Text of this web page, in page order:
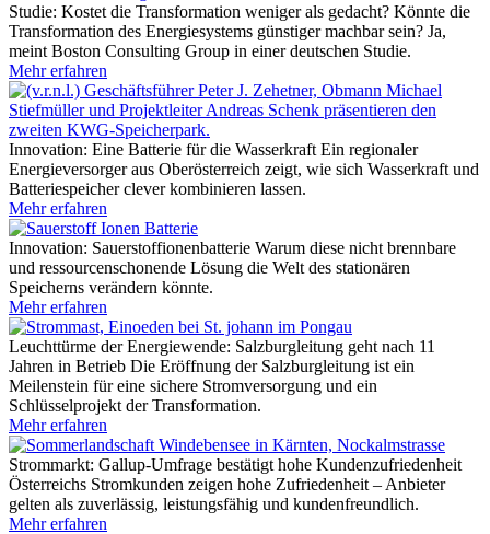
Studie: Kostet die Transformation weniger als gedacht? Könnte die
Transformation des Energiesystems günstiger machbar sein? Ja,
meint Boston Consulting Group in einer deutschen Studie.
Mehr erfahren
Innovation: Eine Batterie für die Wasserkraft Ein regionaler
Energieversorger aus Oberösterreich zeigt, wie sich Wasserkraft und
Batteriespeicher clever kombinieren lassen.
Mehr erfahren
Innovation: Sauerstoffionenbatterie Warum diese nicht brennbare
und ressourcenschonende Lösung die Welt des stationären
Speicherns verändern könnte.
Mehr erfahren
Leuchttürme der Energiewende: Salzburgleitung geht nach 11
Jahren in Betrieb Die Eröffnung der Salzburgleitung ist ein
Meilenstein für eine sichere Stromversorgung und ein
Schlüsselprojekt der Transformation.
Mehr erfahren
Strommarkt: Gallup-Umfrage bestätigt hohe Kundenzufriedenheit
Österreichs Stromkunden zeigen hohe Zufriedenheit – Anbieter
gelten als zuverlässig, leistungsfähig und kundenfreundlich.
Mehr erfahren